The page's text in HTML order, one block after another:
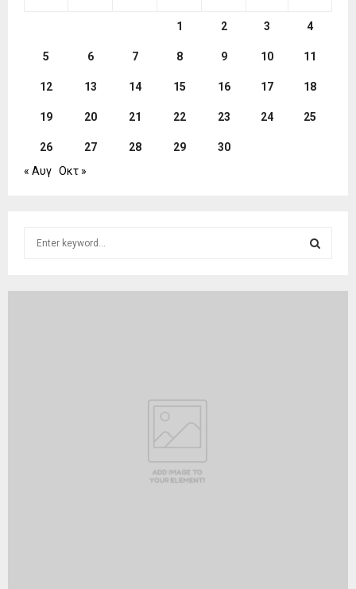
1 2 3 4
5 6 7 8 9 10 11
12 13 14 15 16 17 18
19 20 21 22 23 24 25
26 27 28 29
30
« Αυγ Οκτ »